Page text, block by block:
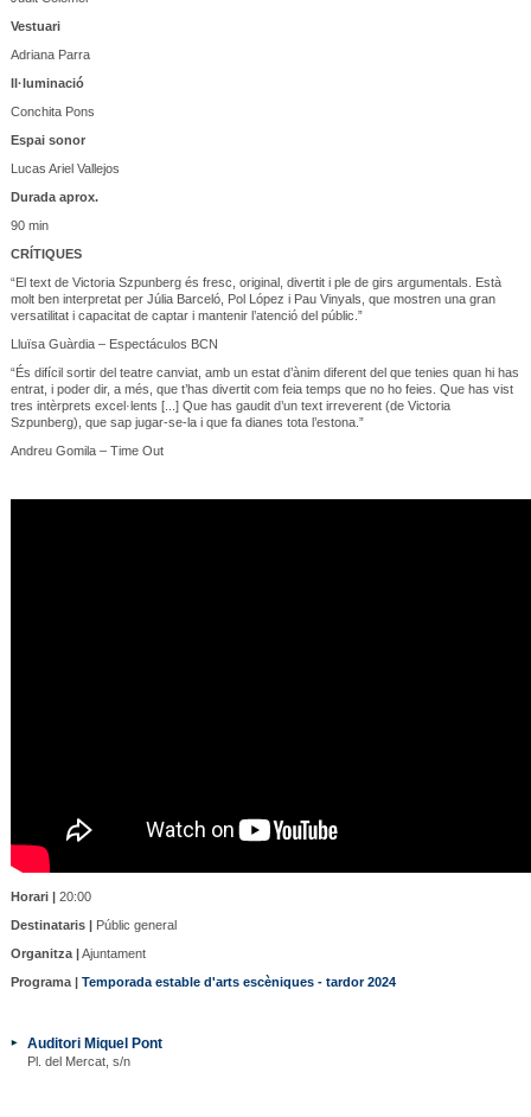
Vestuari
Adriana Parra
Il·luminació
Conchita Pons
Espai sonor
Lucas Ariel Vallejos
Durada aprox.
90 min
CRÍTIQUES
“El text de Victoria Szpunberg és fresc, original, divertit i ple de girs argumentals. Està
molt ben interpretat per Júlia Barceló, Pol López i Pau Vinyals, que mostren una gran
versatilitat i capacitat de captar i mantenir l’atenció del públic.”
Lluïsa Guàrdia – Espectáculos BCN
“És difícil sortir del teatre canviat, amb un estat d’ànim diferent del que tenies quan hi has
entrat, i poder dir, a més, que t’has divertit com feia temps que no ho feies. Que has vist
tres intèrprets excel·lents [...] Que has gaudit d’un text irreverent (de Victoria
Szpunberg), que sap jugar-se-la i que fa dianes tota l’estona.”
Andreu Gomila – Time Out
Horari |20:00
Destinataris |Públic general
Organitza |Ajuntament
Programa | Temporada estable d'arts escèniques - tardor 2024
Auditori Miquel Pont
Pl. del Mercat, s/n